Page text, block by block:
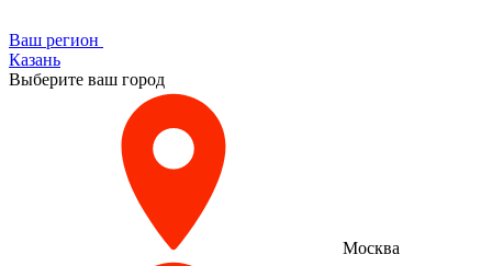
Ваш регион
Казань
Выберите ваш город
Москва